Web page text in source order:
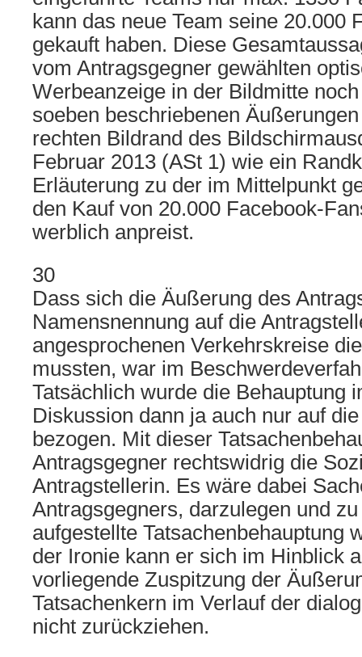
kann das neue Team seine 20.000
gekauft haben. Diese
vom Antragsgegner gewählten
Werbeanzeige in der Bildmitte
soeben beschriebenen
rechten Bildrand des
Februar 2013 (ASt 1) wie ein
Erläuterung zu der im Mittelpunkt
den Kauf von 20.000 Facebook-
werblich anpreist.
30
Dass sich die Äußerung des
Namensnennung auf die
angesprochenen Verkehrskreise
mussten, war im
Tatsächlich wurde die Behauptung
Diskussion dann ja auch nur auf
bezogen. Mit dieser
Antragsgegner rechtswidrig die
Antragstellerin. Es wäre dabei
Antragsgegners, darzulegen und
aufgestellte Tatsachenbehauptung
der Ironie kann er sich im Hinblick
vorliegende Zuspitzung der
Tatsachenkern im Verlauf der
nicht zurückziehen.